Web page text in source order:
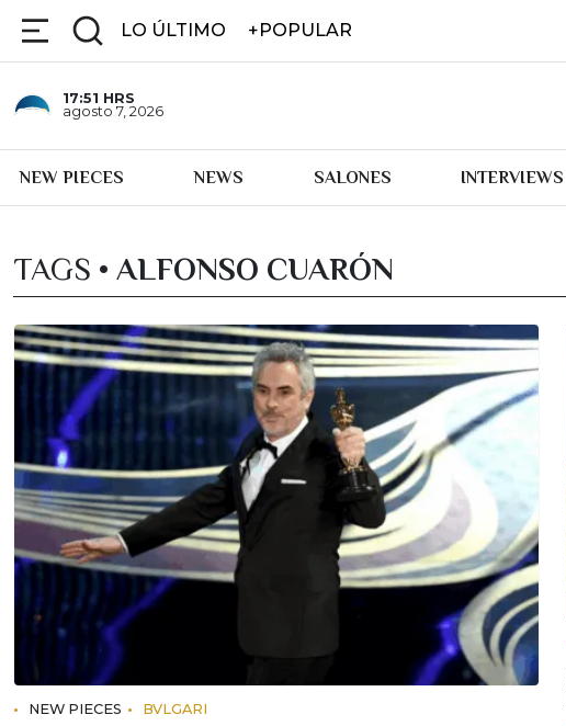
LO ÚLTIMO +POPULAR
17:51 HRS
agosto 7, 2026
NEW PIECES NEWS SALONES INTERVIEWS
TAGS • ALFONSO CUARÓN
NEW PIECES BVLGARI